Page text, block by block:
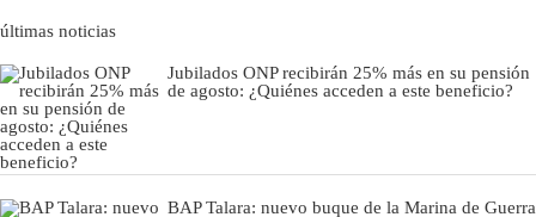
últimas noticias
Jubilados ONP recibirán 25% más en su pensión
de agosto: ¿Quiénes acceden a este beneficio?
BAP Talara: nuevo buque de la Marina de Guerra